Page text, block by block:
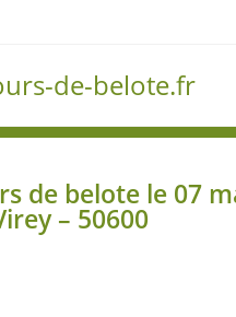
de-belote.fr
de belote le 07
– 50600